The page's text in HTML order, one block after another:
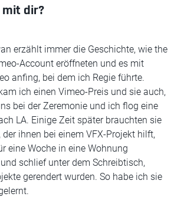
dir?
erzählt immer die Geschichte, wie the
Account eröffneten und es mit
anfing, bei dem ich Regie führte.
ich einen Vimeo-Preis und sie auch,
bei der Zeremonie und ich flog eine
LA. Einige Zeit später brauchten sie
ihnen bei einem VFX-Projekt hilft,
eine Woche in eine Wohnung
schlief unter dem Schreibtisch,
gerendert wurden. So habe ich sie